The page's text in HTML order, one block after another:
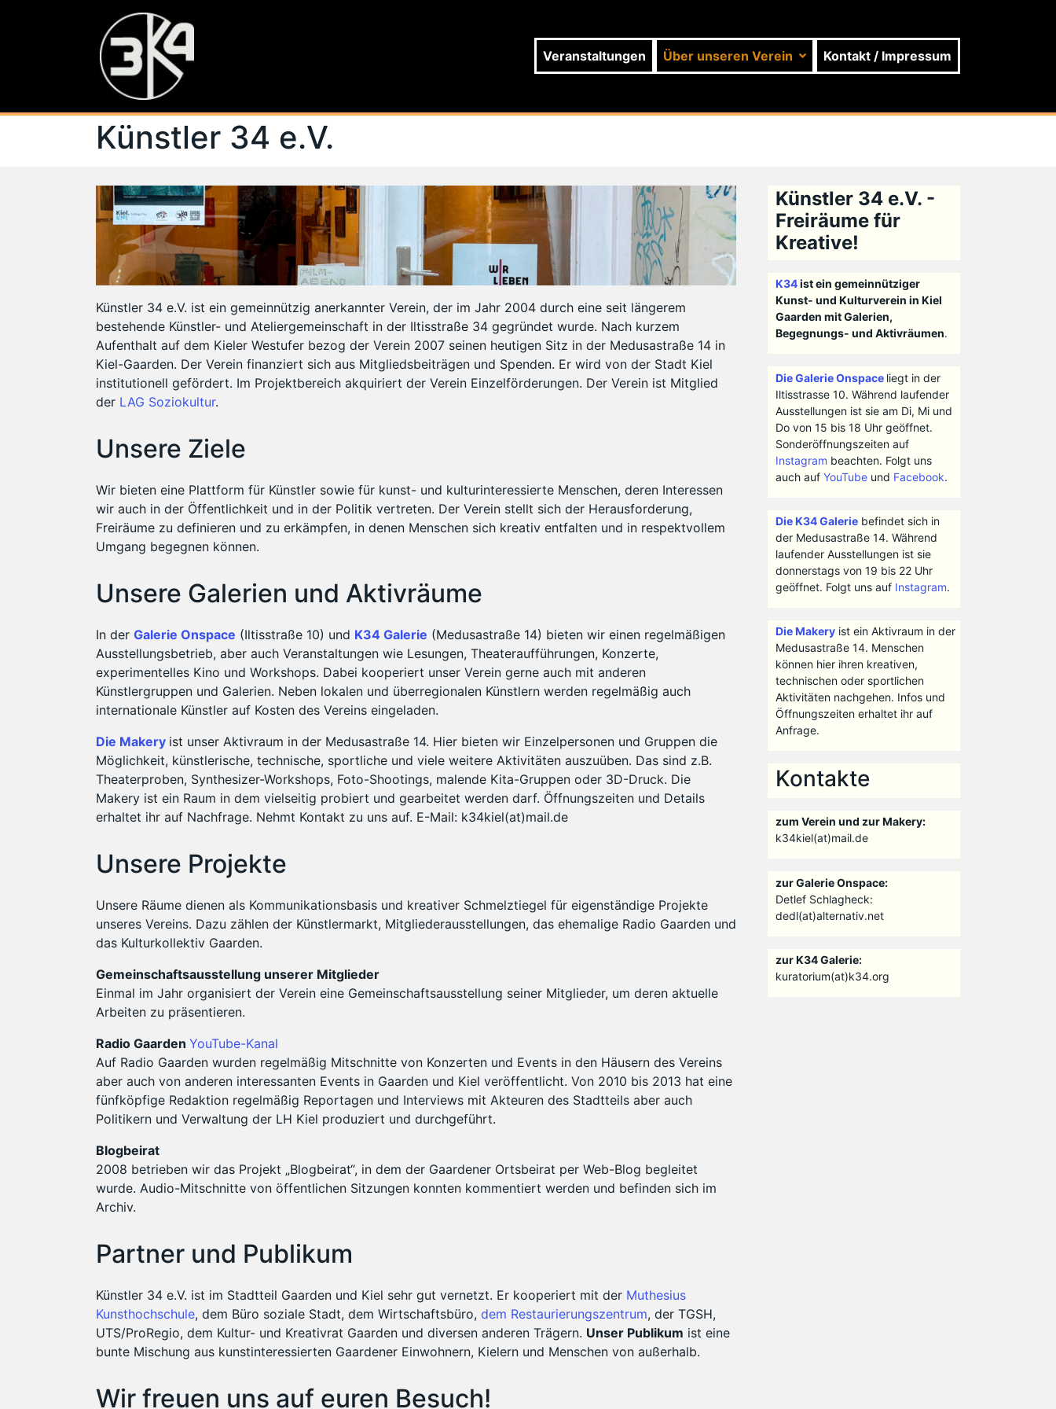
Veranstaltungen Über unseren Verein Kontakt / Impressum
Künstler 34 e.V.
Künstler 34 e.V. ist ein gemeinnützig anerkannter Verein, der im Jahr 2004 durch eine seit längerem
bestehende Künstler- und Ateliergemeinschaft in der Iltisstraße 34 gegründet wurde. Nach kurzem
Aufenthalt auf dem Kieler Westufer bezog der Verein 2007 seinen heutigen Sitz in der Medusastraße 14 in
Kiel-Gaarden. Der Verein finanziert sich aus Mitgliedsbeiträgen und Spenden. Er wird von der Stadt Kiel
institutionell gefördert. Im Projektbereich akquiriert der Verein Einzelförderungen. Der Verein ist Mitglied
der LAG Soziokultur.
Unsere Ziele
Wir bieten eine Plattform für Künstler sowie für kunst- und kulturinteressierte Menschen, deren Interessen
wir auch in der Öffentlichkeit und in der Politik vertreten. Der Verein stellt sich der Herausforderung,
Freiräume zu definieren und zu erkämpfen, in denen Menschen sich kreativ entfalten und in respektvollem
Umgang begegnen können.
Unsere Galerien und Aktivräume
In der Galerie Onspace (Iltisstraße 10) und K34 Galerie (Medusastraße 14) bieten wir einen regelmäßigen
Ausstellungsbetrieb, aber auch Veranstaltungen wie Lesungen, Theateraufführungen, Konzerte,
experimentelles Kino und Workshops. Dabei kooperiert unser Verein gerne auch mit anderen
Künstlergruppen und Galerien. Neben lokalen und überregionalen Künstlern werden regelmäßig auch
internationale Künstler auf Kosten des Vereins eingeladen.
Die Makery ist unser Aktivraum in der Medusastraße 14. Hier bieten wir Einzelpersonen und Gruppen die
Möglichkeit, künstlerische, technische, sportliche und viele weitere Aktivitäten auszuüben. Das sind z.B.
Theaterproben, Synthesizer-Workshops, Foto-Shootings, malende Kita-Gruppen oder 3D-Druck. Die
Makery ist ein Raum in dem vielseitig probiert und gearbeitet werden darf. Öffnungszeiten und Details
erhaltet ihr auf Nachfrage. Nehmt Kontakt zu uns auf. E-Mail: k34kiel(at)mail.de
Unsere Projekte
Unsere Räume dienen als Kommunikationsbasis und kreativer Schmelztiegel für eigenständige Projekte
unseres Vereins. Dazu zählen der Künstlermarkt, Mitgliederausstellungen, das ehemalige Radio Gaarden und
das Kulturkollektiv Gaarden.
Gemeinschaftsausstellung unserer Mitglieder
Einmal im Jahr organisiert der Verein eine Gemeinschaftsausstellung seiner Mitglieder, um deren aktuelle
Arbeiten zu präsentieren.
Radio Gaarden YouTube-Kanal
Auf Radio Gaarden wurden regelmäßig Mitschnitte von Konzerten und Events in den Häusern des Vereins
aber auch von anderen interessanten Events in Gaarden und Kiel veröffentlicht. Von 2010 bis 2013 hat eine
fünfköpfige Redaktion regelmäßig Reportagen und Interviews mit Akteuren des Stadtteils aber auch
Politikern und Verwaltung der LH Kiel produziert und durchgeführt.
Blogbeirat
2008 betrieben wir das Projekt „Blogbeirat“, in dem der Gaardener Ortsbeirat per Web-Blog begleitet
wurde. Audio-Mitschnitte von öffentlichen Sitzungen konnten kommentiert werden und befinden sich im
Archiv.
Partner und Publikum
Künstler 34 e.V. ist im Stadtteil Gaarden und Kiel sehr gut vernetzt. Er kooperiert mit der Muthesius
Kunsthochschule, dem Büro soziale Stadt, dem Wirtschaftsbüro, dem Restaurierungszentrum, der TGSH,
UTS/ProRegio, dem Kultur- und Kreativrat Gaarden und diversen anderen Trägern. Unser Publikum ist eine
bunte Mischung aus kunstinteressierten Gaardener Einwohnern, Kielern und Menschen von außerhalb.
Wir freuen uns auf euren Besuch!
Künstler 34 e.V. -
Freiräume für
Kreative!
K34ist ein gemeinnütziger
Kunst- und Kulturverein in Kiel
Gaarden mit Galerien,
Begegnungs- und Aktivräumen.
Die Galerie Onspace liegt in der
Iltisstrasse 10. Während laufender
Ausstellungen ist sie am Di, Mi und
Do von 15 bis 18 Uhr geöffnet.
Sonderöffnungszeiten auf
Instagram beachten. Folgt uns
auch auf YouTubeund Facebook.
Die K34 Galeriebefindet sich in
der Medusastraße 14. Während
laufender Ausstellungen ist sie
donnerstags von 19 bis 22 Uhr
geöffnet. Folgt uns auf Instagram.
Die Makeryist ein Aktivraum in der
Medusastraße 14. Menschen
können hier ihren kreativen,
technischen oder sportlichen
Aktivitäten nachgehen. Infos und
Öffnungszeiten erhaltet ihr auf
Anfrage.
Kontakte
zum Verein und zur Makery:
k34kiel(at)mail.de
zur Galerie Onspace:
Detlef Schlagheck:
dedl(at)alternativ.net
zur K34 Galerie:
kuratorium(at)k34.org